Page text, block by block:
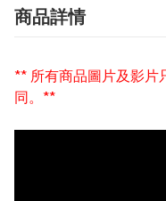
商品詳情
** 所有商品圖片及影片
同。**